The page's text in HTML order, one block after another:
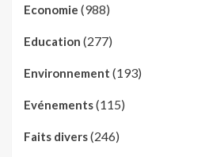
Economie (988)
Education (277)
Environnement (193)
Evénements(115)
Faits divers(246)